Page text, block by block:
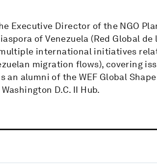
Executive Director of the NGO
of Venezuela (Red Global de
international initiatives
migration flows), covering
an alumni of the WEF Global
D.C. II Hub.